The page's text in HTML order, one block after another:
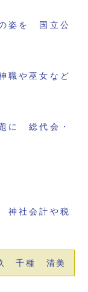
姿を 国立公
職や巫女など
に 総代会・
神社会計や税
千種 清美